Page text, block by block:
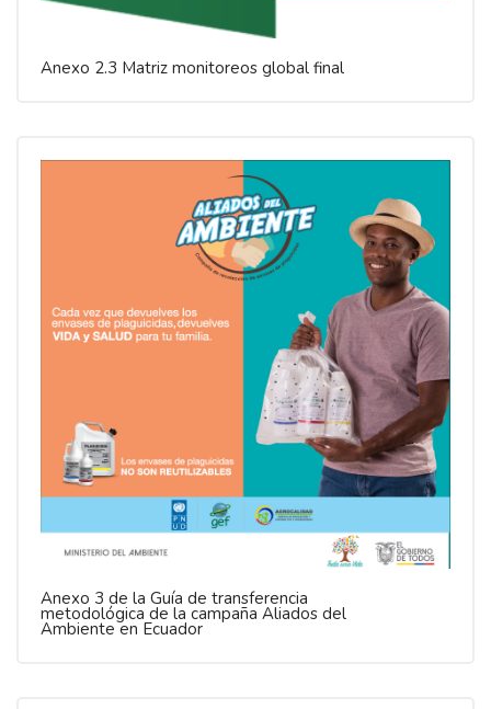
Anexo 2.3 Matriz monitoreos global final
Anexo 3 de la Guía de transferencia
metodológica de la campaña Aliados del
Ambiente en Ecuador